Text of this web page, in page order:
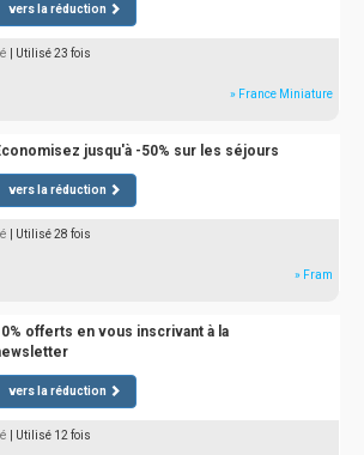
vers la réduction
| Utilisé 23 fois
» France Miniature
jusqu'à -50% sur les séjours
vers la réduction
| Utilisé 28 fois
» Fram
offerts en vous inscrivant à la
vers la réduction
| Utilisé 12 fois